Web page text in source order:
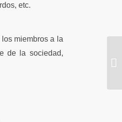
etc.
miembros a la
de la sociedad,